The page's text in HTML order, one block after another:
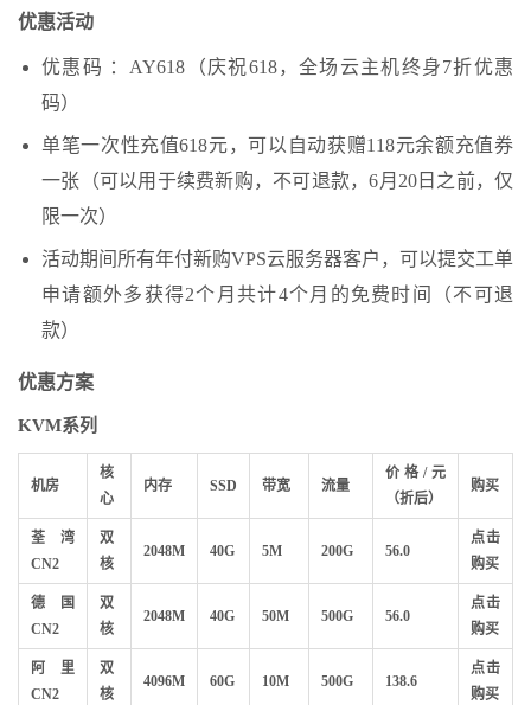
优惠活动
优惠码 ：AY618（庆祝618，全场云主机终身7折优惠
码）
单笔一次性充值618元，可以自动获赠118元余额充值券
一张（可以用于续费新购，不可退款，6月20日之前，仅
限一次）
活动期间所有年付新购VPS云服务器客户，可以提交工单
申请额外多获得2个月共计4个月的免费时间（不可退
款）
优惠方案
KVM系列
机房
核
心
内存 SSD 带宽 流量
价格/元
（折后）
购买
荃湾
CN2
双
核
2048M 40G 5M 200G 56.0
点击
购买
德国
CN2
双
核
2048M 40G 50M 500G 56.0
点击
购买
阿里
CN2
双
核
4096M 60G 10M 500G 138.6
点击
购买